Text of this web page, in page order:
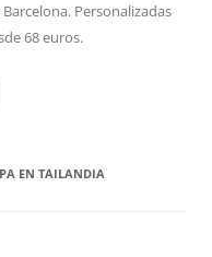
Personalizadas
68 euros.
EN TAILANDIA